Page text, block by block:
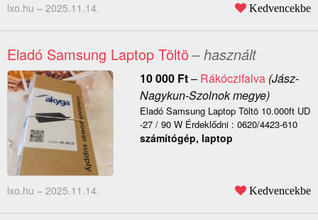
lxo.hu – 2025.11.14. Kedvencekbe
Eladó Samsung Laptop Töltö– használt
10 000 Ft– Rákóczifalva(Jász-
Nagykun-Szolnok megye)
Eladó Samsung Laptop Töltö 10.000ft UD
-27 / 90 W Érdeklődni : 0620/4423-610
számítógép, laptop
lxo.hu – 2025.11.14. Kedvencekbe